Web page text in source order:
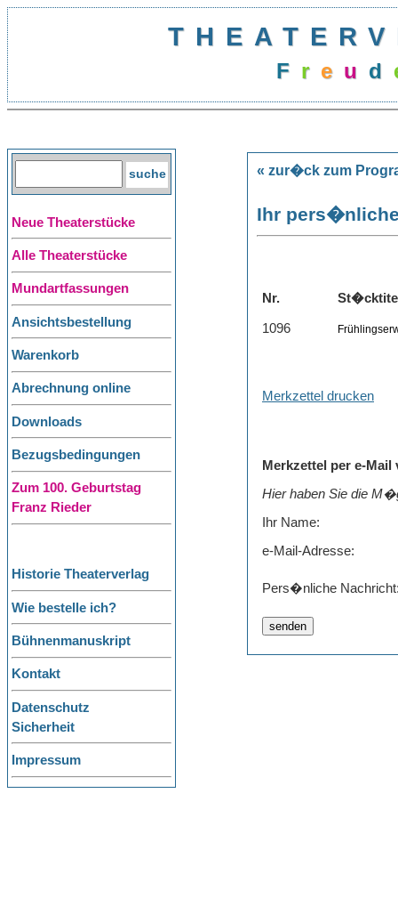
F reu d
Neue Theaterstücke
Alle Theaterstücke
Mundartfassungen
Ansichtsbestellung
Warenkorb
Abrechnung online
Downloads
Bezugsbedingungen
Zum 100. Geburtstag
Franz Rieder
Historie Theaterverlag
Wie bestelle ich?
Bühnenmanuskript
Kontakt
Datenschutz
Sicherheit
Impressum
« zur�ck zum
Ihr
Nr.
1096
Merkzettel drucken
Merkzettel per e-Mail
Hier haben Sie die
Ihr Name:
e-Mail-Adresse:
Pers�nliche